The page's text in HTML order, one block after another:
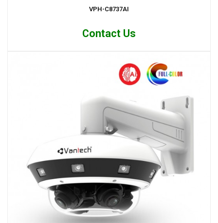
VPH-C8737AI
Contact Us